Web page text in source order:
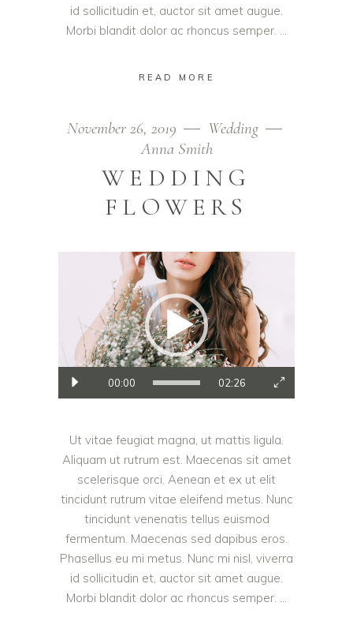
id sollicitudin et, auctor sit amet augue.
Morbi blandit dolor ac rhoncus semper.
READ MORE
November 26, 2019
Wedding
Anna Smith
WEDDING
FLOWERS
00:00 02:26
Ut vitae feugiat magna, ut mattis ligula.
Aliquam ut rutrum est. Maecenas sit amet
scelerisque orci. Aenean et ex ut elit
tincidunt rutrum vitae eleifend metus. Nunc
tincidunt venenatis tellus euismod
fermentum. Maecenas sed dapibus eros.
Phasellus eu mi metus. Nunc mi nisl, viverra
id sollicitudin et, auctor sit amet augue.
Morbi blandit dolor ac rhoncus semper.